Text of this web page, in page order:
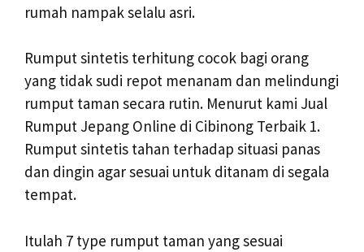
rumah nampak selalu asri.
Rumput sintetis terhitung cocok bagi orang
yang tidak sudi repot menanam dan melindungi
rumput taman secara rutin. Menurut kami Jual
Rumput Jepang Online di Cibinong Terbaik 1.
Rumput sintetis tahan terhadap situasi panas
dan dingin agar sesuai untuk ditanam di segala
tempat.
Itulah 7 type rumput taman yang sesuai